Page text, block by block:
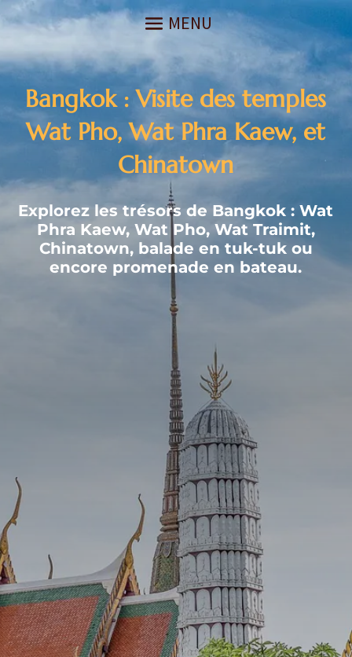
Bangkok : Visite des temples
Wat Pho, Wat Phra Kaew, et
Chinatown
Explorez les trésors de Bangkok : Wat
Phra Kaew, Wat Pho, Wat Traimit,
Chinatown, balade en tuk-tuk ou
encore promenade en bateau.